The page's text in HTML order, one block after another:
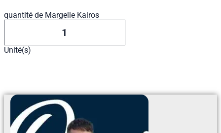
quantité de Margelle Kairos
Unité(s)